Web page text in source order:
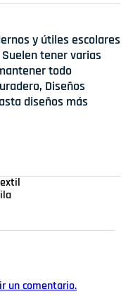
y útiles escolares
tener varias
todo
Diseños
diseños más
un comentario.